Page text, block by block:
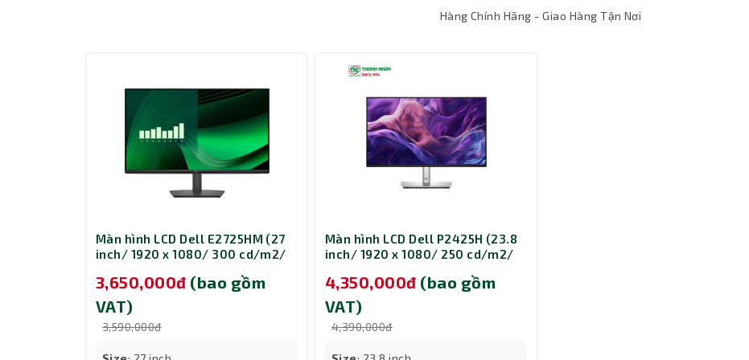
Công Nghệ HP Eye Ease và Chống Lóa - Bảo Vệ Mắt Tối Ưu
Công nghệ HP Eye Ease và tính năng Low Blue Light tích hợp trên màn hình giúp giảm thiểu ánh sáng xanh có hại, bảo vệ
Hàng Chính Hãng - Giao Hàng Tận Nơi
Màn hình LCD Dell E2725HM (27
inch/ 1920 x 1080/ 300 cd/m2/
3,650,000đ (bao gồm
VAT)
3,590,000đ
Màn hình LCD Dell P2425H (23.8
inch/ 1920 x 1080/ 250 cd/m2/
4,350,000đ (bao gồm
VAT)
4,390,000đ